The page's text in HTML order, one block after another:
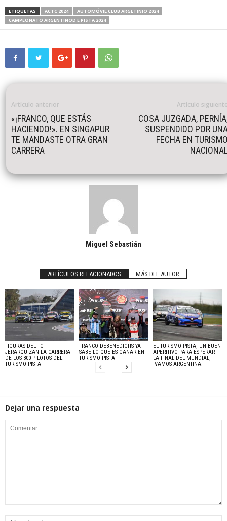
ETIQUETAS ACTC 2024
AUTOMÓVIL CLUB ARGETINIO 2024
CAMPEONATO ARGENTINOD E PISTA 2024
Artículo anterior
«¡FRANCO, QUE ESTÁS
HACIENDO!». EN SINGAPUR
TE MANDASTE OTRA GRAN
CARRERA
Artículo
COSA JUZGADA,
SUSPENDIDO POR
FECHA EN
Miguel Sebastián
ARTÍCULOS RELACIONADOS MÁS DEL AUTOR
FIGURAS DEL TC
JERARQUIZAN LA CARRERA
DE LOS 300 PILOTOS DEL
TURISMO PISTA
FRANCO DEBENEDICTIS YA
SABE LO QUE ES GANAR EN
TURISMO PISTA
EL TURISMO PISTA, UN BUEN
APERITIVO PARA ESPERAR
LA FINAL DEL MUNDIAL,
¡VAMOS ARGENTINA!
Dejar una respuesta